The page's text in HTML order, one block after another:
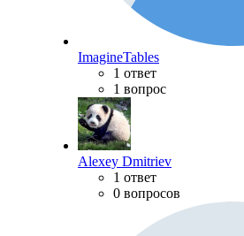
ImagineTables
1 ответ
1 вопрос
Alexey Dmitriev
1 ответ
0 вопросов